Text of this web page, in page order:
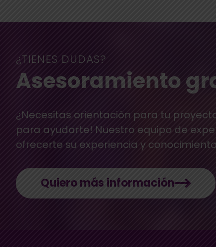
¿TIENES DUDAS?
Asesoramiento
¿Necesitas orientación para tu
para ayudarte! Nuestro equipo de
ofrecerte su experiencia y
Quiero más información